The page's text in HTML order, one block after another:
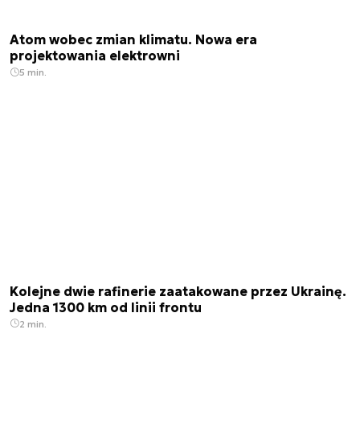
Atom wobec zmian klimatu. Nowa era
projektowania elektrowni
5 min.
Kolejne dwie rafinerie zaatakowane przez Ukrainę.
Jedna 1300 km od linii frontu
2 min.